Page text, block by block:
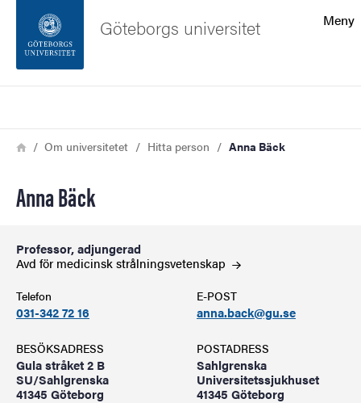
Sidfoten
Meny
Göteborgs universitet
Länkstig
HemOm universitetet Hitta person Anna Bäck
Anna Bäck
Professor, adjungerad
Avd för medicinskstrålningsvetenskap
Telefon
031-342 72 16
E-POST
anna.back@gu.se
BESÖKSADRESS
Gula stråket 2 B
SU/Sahlgrenska
41345 Göteborg
POSTADRESS
Sahlgrenska
Universitetssjukhuset
41345 Göteborg